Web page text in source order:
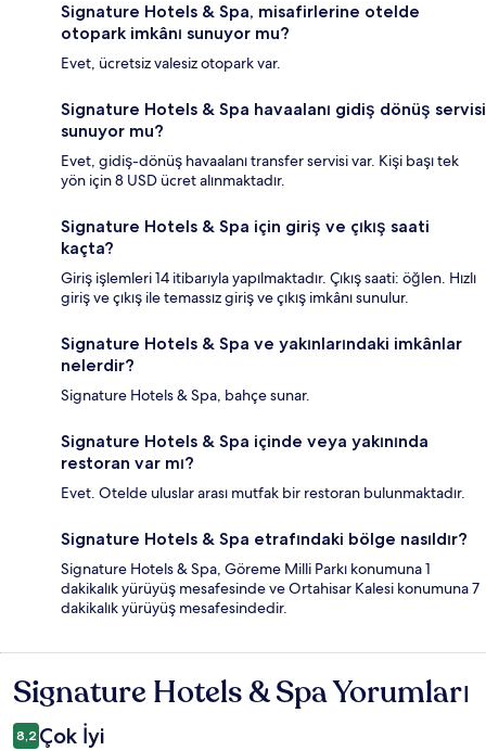
Signature Hotels & Spa, misafirlerine otelde
otopark imkânı sunuyor mu?
Evet, ücretsiz valesiz otopark var.
Signature Hotels & Spa havaalanı gidiş dönüş servisi
sunuyor mu?
Evet, gidiş-dönüş havaalanı transfer servisi var. Kişi başı tek
yön için 8 USD ücret alınmaktadır.
Signature Hotels & Spa için giriş ve çıkış saati
kaçta?
Giriş işlemleri 14 itibarıyla yapılmaktadır. Çıkış saati: öğlen. Hızlı
giriş ve çıkış ile temassız giriş ve çıkış imkânı sunulur.
Signature Hotels & Spa ve yakınlarındaki imkânlar
nelerdir?
Signature Hotels & Spa, bahçe sunar.
Signature Hotels & Spa içinde veya yakınında
restoran var mı?
Evet. Otelde uluslar arası mutfak bir restoran bulunmaktadır.
Signature Hotels & Spa etrafındaki bölge nasıldır?
Signature Hotels & Spa, Göreme Milli Parkı konumuna 1
dakikalık yürüyüş mesafesinde ve Ortahisar Kalesi konumuna 7
dakikalık yürüyüş mesafesindedir.
Yorumlar
Signature Hotels & Spa Yorumları
8,2 Çok İyi